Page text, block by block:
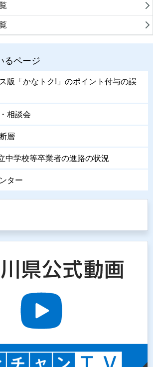
るページ
版「かなトク!」のポイント付与の誤
相談会
層
中学校等卒業者の進路の状況
ター